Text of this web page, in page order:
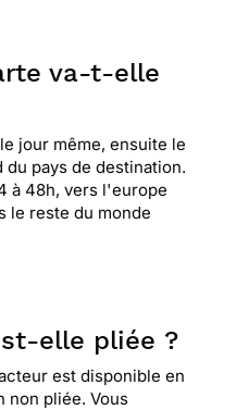
va-t-elle
jour même, ensuite le
pays de destination.
à 48h, vers l'europe
le reste du monde
elle pliée ?
est disponible en
non pliée. Vous